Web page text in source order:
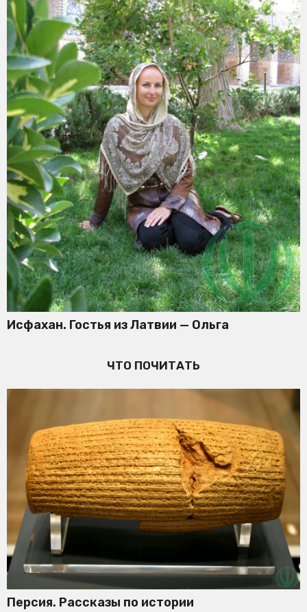
Исфахан. Гостья из Латвии — Ольга
ЧТО ПОЧИТАТЬ
Персия. Рассказы по истории